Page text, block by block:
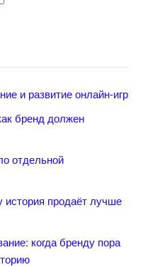
и развитие онлайн-игр
бренд должен
отдельной
история продаёт лучше
когда бренду пора